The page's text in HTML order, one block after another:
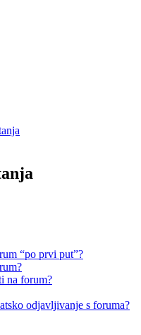
“po prvi put”?
na forum?
odjavljivanje s foruma?